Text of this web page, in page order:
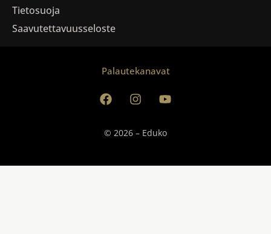
Tietosuoja
Saavutettavuusseloste
© 2026 – Eduko
Palautekanavat